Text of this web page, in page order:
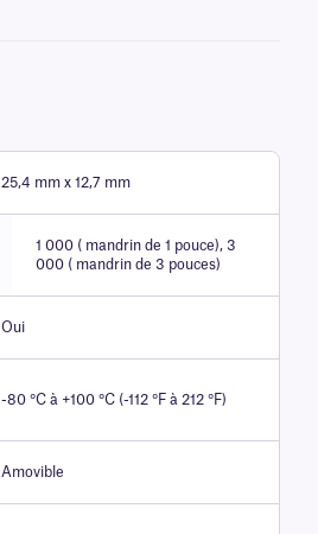
25,4 mm x 12,7 mm
1 000 ( mandrin de 1 pouce), 3
000 ( mandrin de 3 pouces)
Oui
-80 °C à +100 °C (-112 °F à 212 °F)
Amovible